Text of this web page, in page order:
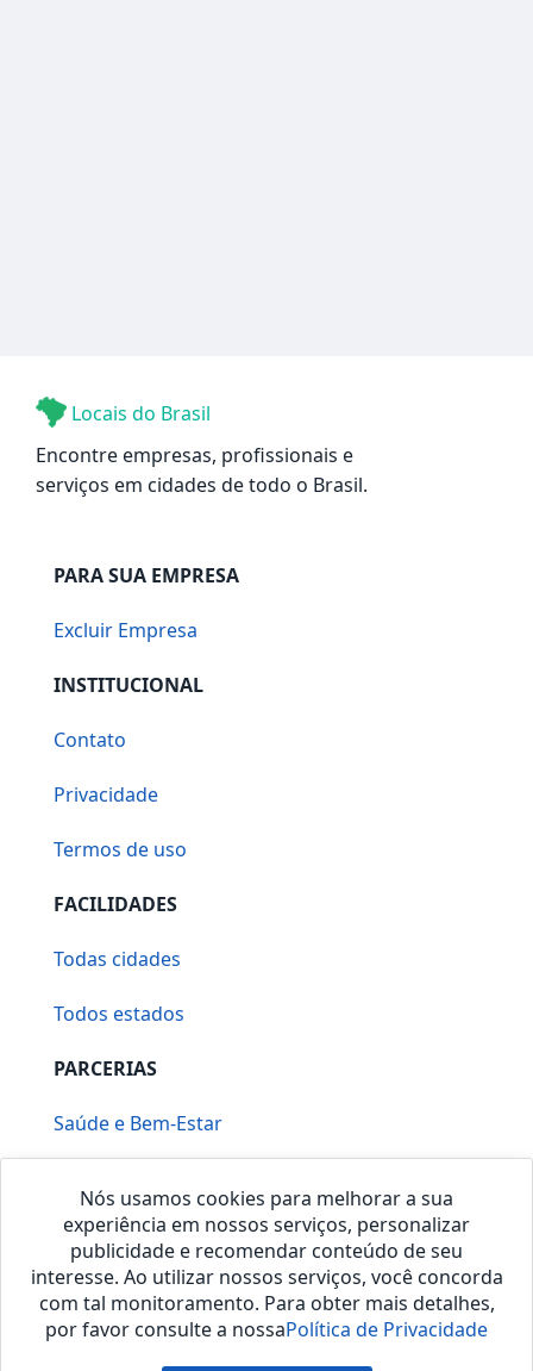
Locais do Brasil
Encontre empresas, profissionais e
serviços em cidades de todo o Brasil.
PARA SUA EMPRESA
Excluir Empresa
INSTITUCIONAL
Contato
Privacidade
Termos de uso
FACILIDADES
Todas cidades
Todos estados
PARCERIAS
Saúde e Bem-Estar
Nós usamos cookies para melhorar a sua
experiência em nossos serviços, personalizar
publicidade e recomendar conteúdo de seu
interesse. Ao utilizar nossos serviços, você concorda
com tal monitoramento. Para obter mais detalhes,
por favor consulte a nossaPolítica de Privacidade